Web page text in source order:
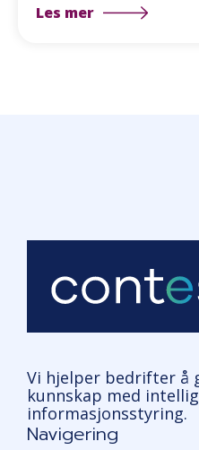
Les mer
Vi hjelper bedrifter å
kunnskap med
informasjonsstyring.
Navigering